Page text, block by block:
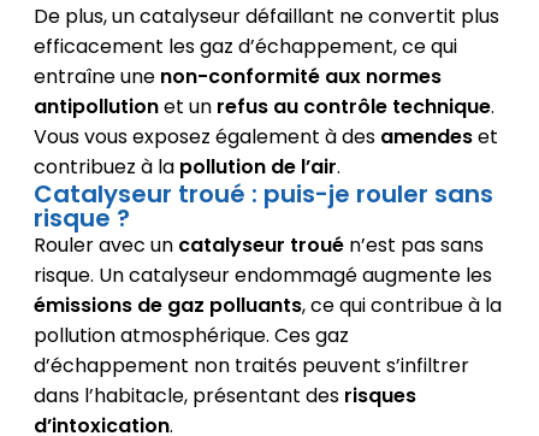
De plus, un catalyseur défaillant ne convertit plus
efficacement les gaz d’échappement, ce qui
entraîne une non-conformité aux normes
antipollutionet un refus au contrôle technique.
Vous vous exposez également à des amendeset
contribuez à la pollution de l’air.
Catalyseur troué : puis-je rouler sans
risque ?
Rouler avec un catalyseur trouén’est pas sans
risque. Un catalyseur endommagé augmente les
émissions de gaz polluants, ce qui contribue à la
pollution atmosphérique. Ces gaz
d’échappement non traités peuvent s’infiltrer
dans l’habitacle, présentant des risques
d’intoxication.